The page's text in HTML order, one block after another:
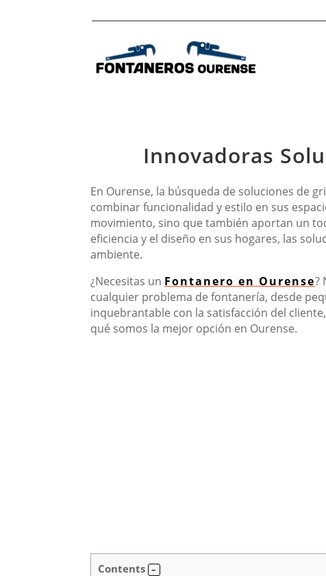
Innovadoras
En Ourense, la búsqueda de soluciones de
combinar funcionalidad y estilo en sus
movimiento, sino que también aportan un
eficiencia y el diseño en sus hogares, las
ambiente.
¿Necesitas un Fontanero en Ourense?
cualquier problema de fontanería, desde
inquebrantable con la satisfacción del
qué somos la mejor opción en Ourense.
Contents